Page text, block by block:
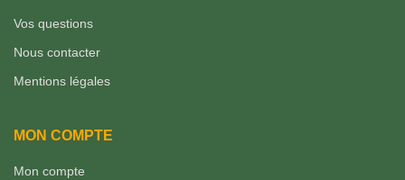
Vos questions
Nous contacter
Mentions légales
MON COMPTE
Mon compte